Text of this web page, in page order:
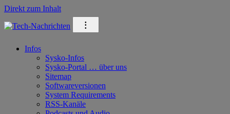
Direkt zum Inhalt
⁝
Infos
Sysko-Infos
Sysko-Portal … über uns
Sitemap
Softwareversionen
System Requirements
RSS-Kanäle